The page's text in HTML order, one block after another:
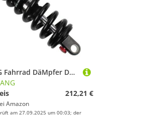
HEZHANG Fahrrad DäMpfer Dauerhafte bergabstrecke. MTB Bike Bicycle Metall Hinterradfeder Feder Stoßdämpfer Fahrradteile Heckschocks(220mm)
212,21 €
Amazon
am 27.09.2025 um 00:03; der